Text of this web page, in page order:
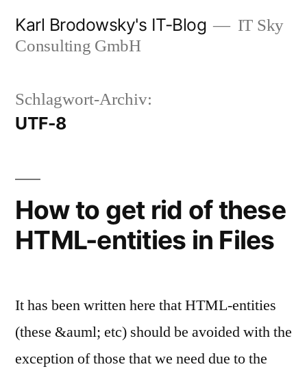
Inhalt
Karl Brodowsky's IT-Blog
IT Sky
Consulting GmbH
Schlagwort-Archiv:
UTF-8
How to get rid of these
HTML-entities in Files
It has been written here that HTML-entities
(these &auml; etc) should be avoided with the
exception of those that we need due to the